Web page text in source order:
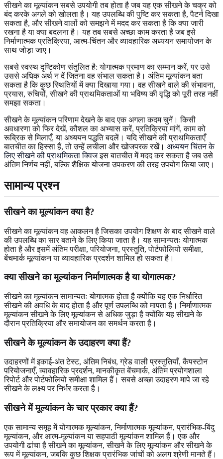
सीखने का मूल्यांकन सबसे उपयोगी तब होता है जब यह एक सीखने के चक्र को
बंद करके अगले को खोलता है। यह उपलब्धि की पुष्टि कर सकता है, पैटर्न दिखा
सकता है, और सीखने वालों को समझने में मदद कर सकता है कि क्या जारी
रखना है या क्या बदलना है। यह तब सबसे अच्छा काम करता है जब इसे
निर्माणात्मक प्रतिक्रिया, आत्म-चिंतन और व्यावहारिक अध्ययन समायोजन के
साथ जोड़ा जाए।
सबसे स्वस्थ दृष्टिकोण संतुलित है: योगात्मक प्रमाण का सम्मान करें, पर उसे
उससे अधिक अर्थ न दें जितना वह संभाल सकता है। अंतिम मूल्यांकन बता
सकता है कि कुछ स्थितियों में क्या दिखाया गया। वह सीखने वाले की संभावना,
प्रयास, रुचियों, सीखने की प्राथमिकताओं या भविष्य की वृद्धि को पूरी तरह नहीं
समझा सकता।
सीखने के मूल्यांकन परिणाम देखने के बाद एक अगला कदम चुनें। किसी
अवधारणा को फिर देखें, कौशल का अभ्यास करें, प्रतिक्रिया मांगें, काम को
रूब्रिक से मिलाएँ, या अध्ययन पद्धति बदलें। यदि सीखने की प्राथमिकताएँ
बातचीत का हिस्सा हैं, तो उन्हें लचीला और खोजपरक रखें। अध्ययन चिंतन के
लिए सीखने की प्राथमिकता क्विजइस बातचीत में मदद कर सकता है जब उसे
अंतिम निर्णय नहीं, बल्कि शैक्षिक योजना उपकरण की तरह उपयोग किया जाए।
सामान्य प्रश्न
सीखने का मूल्यांकन क्या है?
सीखने का मूल्यांकन वह आकलन है जिसका उपयोग शिक्षण के बाद सीखने वाले
की उपलब्धि का सार बताने के लिए किया जाता है। यह सामान्यतः योगात्मक
होता है और इसमें अंतिम परीक्षा, परियोजना, प्रस्तुति, पोर्टफोलियो समीक्षा,
बेंचमार्क मूल्यांकन या व्यावहारिक प्रदर्शन शामिल हो सकता है।
क्या सीखने का मूल्यांकन निर्माणात्मक है या योगात्मक?
सीखने का मूल्यांकन सामान्यतः योगात्मक होता है क्योंकि यह एक निर्धारित
सीखने की अवधि के बाद होता है और पूर्ण उपलब्धि को मापता है। निर्माणात्मक
मूल्यांकन सीखने के लिए मूल्यांकन से अधिक जुड़ा है क्योंकि यह सीखने के
दौरान प्रतिक्रिया और समायोजन का समर्थन करता है।
सीखने के मूल्यांकन के उदाहरण क्या हैं?
उदाहरणों में इकाई-अंत टेस्ट, अंतिम निबंध, ग्रेड वाली प्रस्तुतियाँ, कैपस्टोन
परियोजनाएँ, व्यावहारिक प्रदर्शन, मानकीकृत बेंचमार्क, अंतिम प्रयोगशाला
रिपोर्ट और पोर्टफोलियो समीक्षा शामिल हैं। सबसे अच्छा उदाहरण मापे जा रहे
सीखने के लक्ष्य पर निर्भर करता है।
सीखने में मूल्यांकन के चार प्रकार क्या हैं?
एक सामान्य समूह में योगात्मक मूल्यांकन, निर्माणात्मक मूल्यांकन, प्रारंभिक-बिंदु
मूल्यांकन, और आत्म-मूल्यांकन या सहपाठी मूल्यांकन शामिल हैं। एक और
उपयोगी ढांचा है सीखने का मूल्यांकन, सीखने के लिए मूल्यांकन और सीखने के
रूप में मूल्यांकन, जबकि कुछ शिक्षक प्रारंभिक जांचों को अलग श्रेणी मानते हैं।